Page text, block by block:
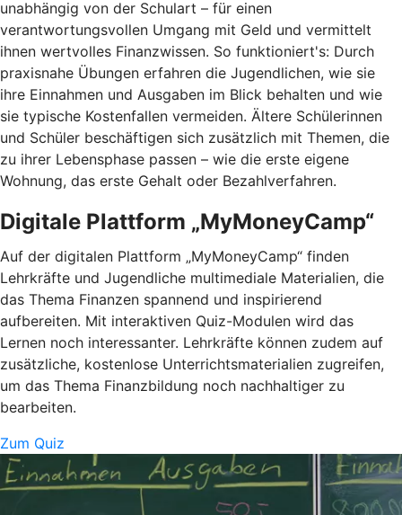
unabhängig von der Schulart – für einen
verantwortungsvollen Umgang mit Geld und vermittelt
ihnen wertvolles Finanzwissen. So funktioniert's: Durch
praxisnahe Übungen erfahren die Jugendlichen, wie sie
ihre Einnahmen und Ausgaben im Blick behalten und wie
sie typische Kostenfallen vermeiden. Ältere Schülerinnen
und Schüler beschäftigen sich zusätzlich mit Themen, die
zu ihrer Lebensphase passen – wie die erste eigene
Wohnung, das erste Gehalt oder Bezahlverfahren.
Digitale Plattform „MyMoneyCamp“
Auf der digitalen Plattform „MyMoneyCamp“ finden
Lehrkräfte und Jugendliche multimediale Materialien, die
das Thema Finanzen spannend und inspirierend
aufbereiten. Mit interaktiven Quiz-Modulen wird das
Lernen noch interessanter. Lehrkräfte können zudem auf
zusätzliche, kostenlose Unterrichtsmaterialien zugreifen,
um das Thema Finanzbildung noch nachhaltiger zu
bearbeiten.
Zum Quiz